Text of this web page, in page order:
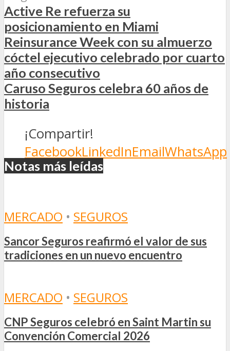
Active Re refuerza su
posicionamiento en Miami
Reinsurance Week con su almuerzo
cóctel ejecutivo celebrado por cuarto
año consecutivo
Caruso Seguros celebra 60 años de
historia
¡Compartir!
FacebookLinkedInEmailWhatsApp
Notas más leídas
MERCADO • SEGUROS
Sancor Seguros reafirmó el valor de sus
tradiciones en un nuevo encuentro
MERCADO • SEGUROS
CNP Seguros celebró en Saint Martin su
Convención Comercial 2026